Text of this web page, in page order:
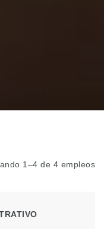
1–4 de 4 empleos